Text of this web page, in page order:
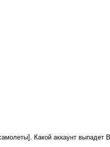
Какой аккаунт выпадет